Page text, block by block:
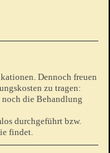
Dennoch freuen
zu tragen:
die Behandlung
durchgeführt bzw.
findet.